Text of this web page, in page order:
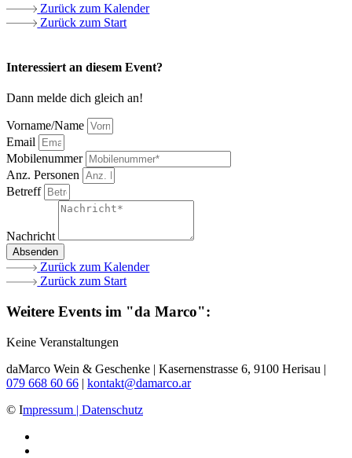
Zurück zum Kalender
Zurück zum Start
Interessiert an diesem Event?
Dann melde dich gleich an!
Vorname/Name
Email
Mobilenummer
Anz. Personen
Betreff
Nachricht
Absenden
Zurück zum Kalender
Zurück zum Start
Weitere Events im "da Marco":
Keine Veranstaltungen
daMarco Wein & Geschenke | Kasernenstrasse 6, 9100 Herisau |
079 668 60 66 | kontakt@damarco.ar
© Impressum | Datenschutz